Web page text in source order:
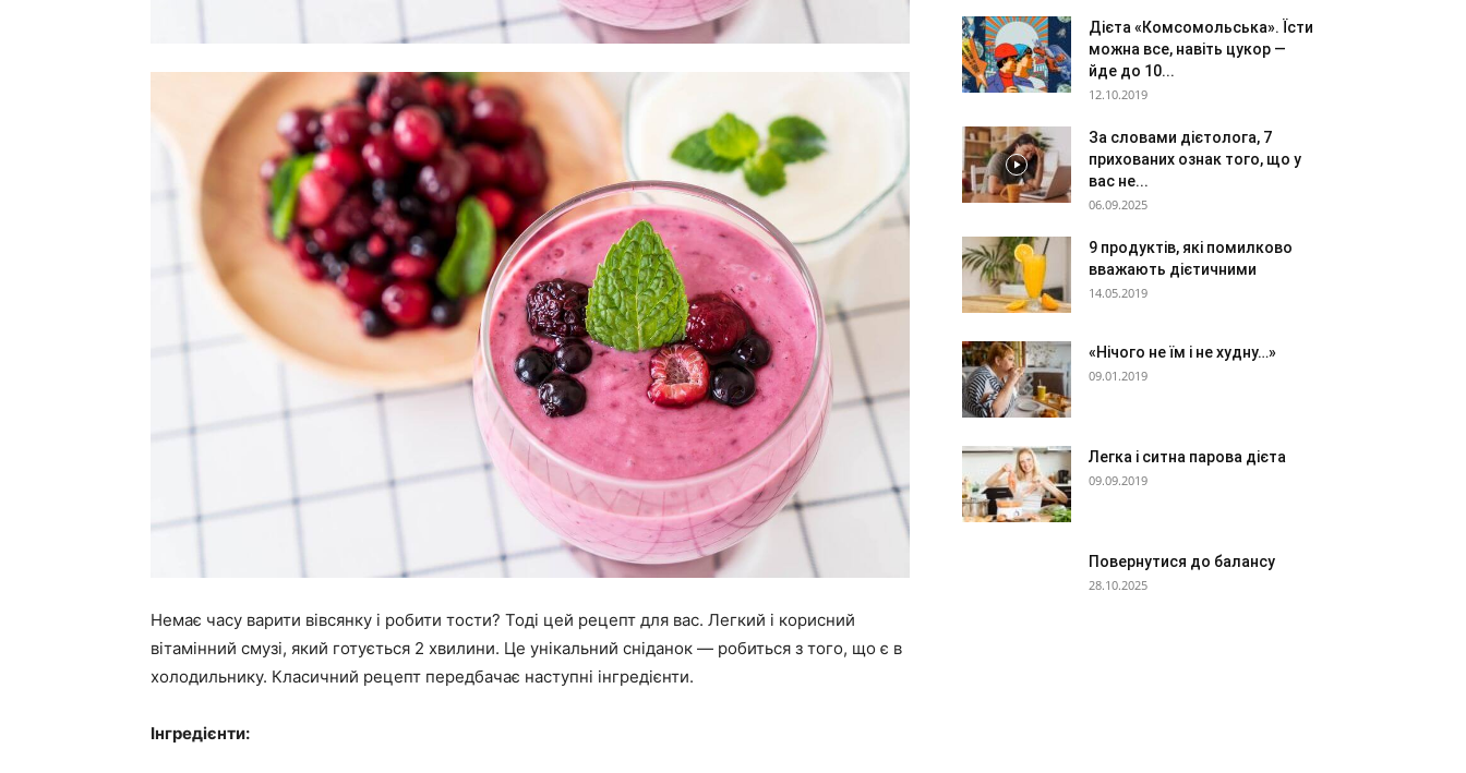
Немає часу варити вівсянку і робити тости? Тоді цей рецепт для вас. Легкий і корисний
вітамінний смузі, який готується 2 хвилини. Це унікальний сніданок — робиться з того, що є в
холодильнику. Класичний рецепт передбачає наступні інгредієнти.
Інгредієнти:
Дієта «Комсомольська». Їсти
можна все, навіть цукор —
йде до 10...
12.10.2019
За словами дієтолога, 7
прихованих ознак того, що у
вас не...
06.09.2025
9 продуктів, які помилково
вважають дієтичними
14.05.2019
«Нічого не їм і не худну…»
09.01.2019
Легка і ситна парова дієта
09.09.2019
Повернутися до балансу
28.10.2025